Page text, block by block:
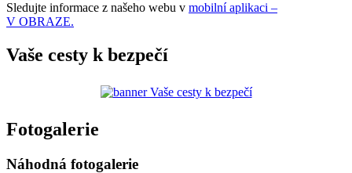
Sledujte informace z našeho webu v mobilní aplikaci –
V OBRAZE.
Vaše cesty k bezpečí
Fotogalerie
Náhodná fotogalerie